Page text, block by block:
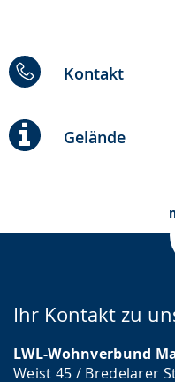
)
Kontakt
Gelände
Ihr Kontakt zu
LWL-Wohnverbund
Weist 45 / Bredelarer